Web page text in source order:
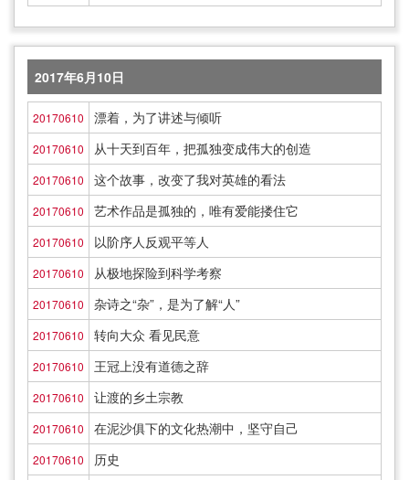
2017年6月10日
20170610 漂着，为了讲述与倾听
20170610 从十天到百年，把孤独变成伟大的创造
20170610 这个故事，改变了我对英雄的看法
20170610 艺术作品是孤独的，唯有爱能搂住它
20170610 以阶序人反观平等人
20170610 从极地探险到科学考察
20170610 杂诗之“杂”，是为了解“人”
20170610 转向大众 看见民意
20170610 王冠上没有道德之辞
20170610 让渡的乡土宗教
20170610 在泥沙俱下的文化热潮中，坚守自己
20170610 历史